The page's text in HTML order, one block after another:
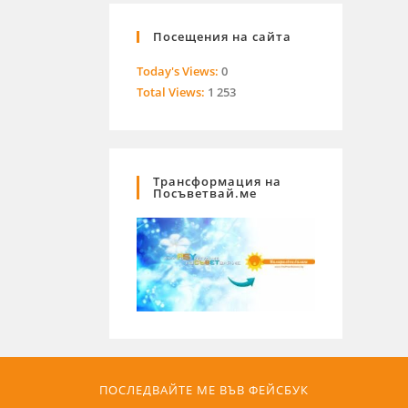
Посещения на сайта
Today's Views: 0
Total Views: 1 253
Трансформация на
Посъветвай.ме
ПОСЛЕДВАЙТЕ МЕ ВЪВ ФЕЙСБУК